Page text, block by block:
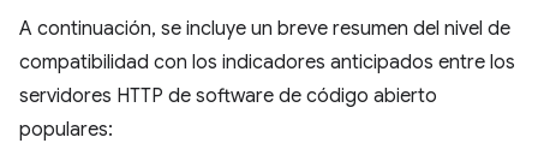
A continuación, se incluye un breve resumen del nivel de
compatibilidad con los indicadores anticipados entre los
servidores HTTP de software de código abierto
populares: